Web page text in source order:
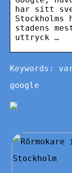
har sitt
stadens
uttryck …
Keywords:
google